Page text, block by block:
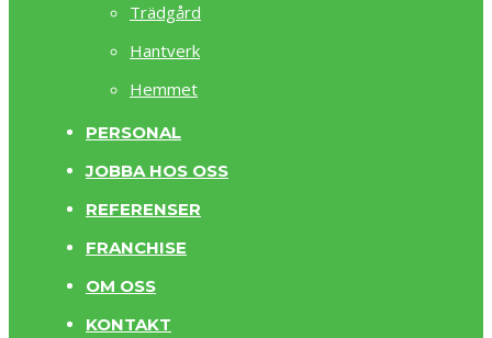
Trädgård
Hantverk
Hemmet
PERSONAL
JOBBA HOS OSS
REFERENSER
FRANCHISE
OM OSS
KONTAKT